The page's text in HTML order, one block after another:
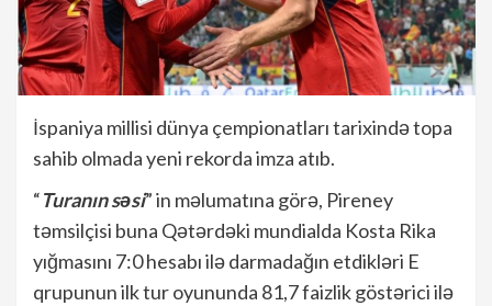
İspaniya millisi dünya çempionatları tarixində topa
sahib olmada yeni rekorda imza atıb.
“Turanın səsi” in məlumatına görə, Pireney
təmsilçisi buna Qətərdəki mundialda Kosta Rika
yığmasını 7:0 hesabı ilə darmadağın etdikləri E
qrupunun ilk tur oyununda 81,7 faizlik göstərici ilə